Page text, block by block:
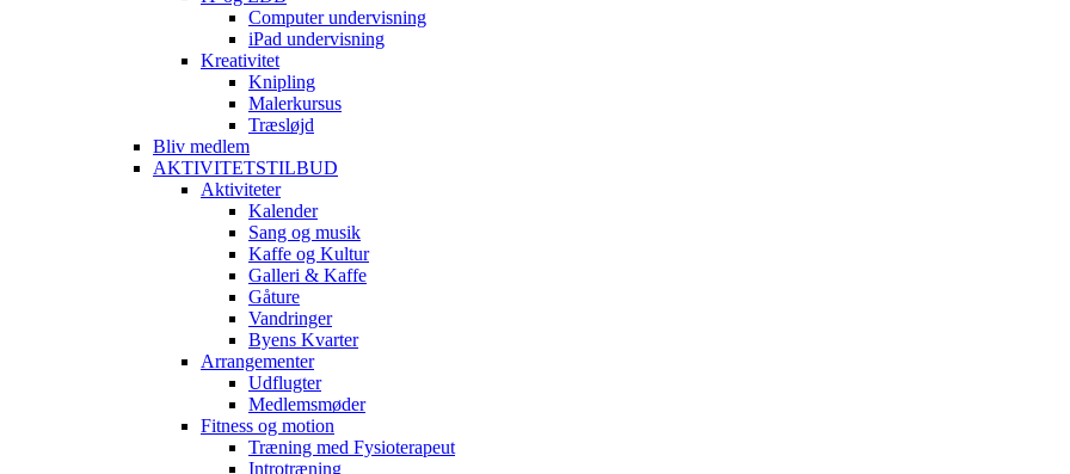
Computer undervisning
iPad undervisning
Kreativitet
Knipling
Malerkursus
Træsløjd
Bliv medlem
AKTIVITETSTILBUD
Aktiviteter
Kalender
Sang og musik
Kaffe og Kultur
Galleri & Kaffe
Gåture
Vandringer
Byens Kvarter
Arrangementer
Udflugter
Medlemsmøder
Fitness og motion
Træning med Fysioterapeut
Introtræning